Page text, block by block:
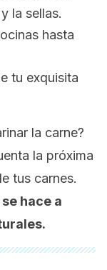
la sellas.
hasta
tu exquisita
la carne?
la próxima
tus carnes.
hace a